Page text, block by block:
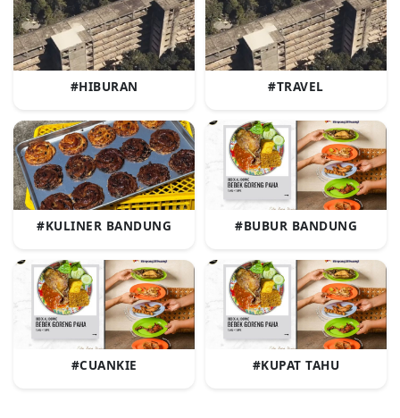
#HIBURAN #TRAVEL
#KULINER BANDUNG #BUBUR BANDUNG
#CUANKIE #KUPAT TAHU